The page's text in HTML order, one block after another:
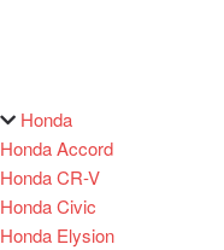
Honda
Honda Accord
Honda CR-V
Honda Civic
Honda Elysion